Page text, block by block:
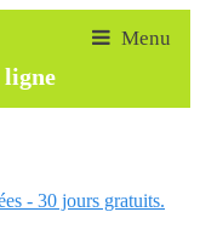
ligne
- 30 jours gratuits.